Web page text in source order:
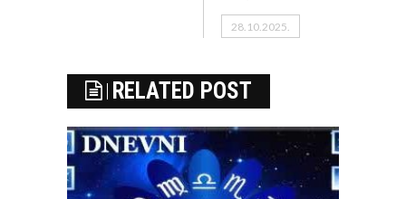
28.10.2025.
RELATED POST